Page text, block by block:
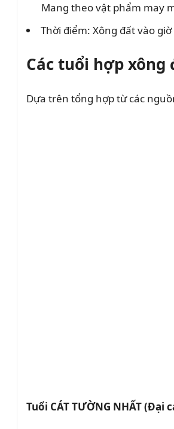
Mang theo vật phẩm may
Thời điểm: Xông đất vào
Các tuổi hợp xông
Dựa trên tổng hợp từ các
Tuổi CÁT TƯỜNG NHẤT (Đại